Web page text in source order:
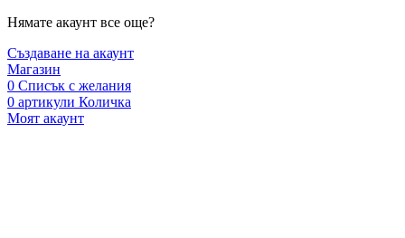
Нямате акаунт все още?
Създаване на акаунт
Магазин
0 Списък с желания
0 артикули Количка
Моят акаунт